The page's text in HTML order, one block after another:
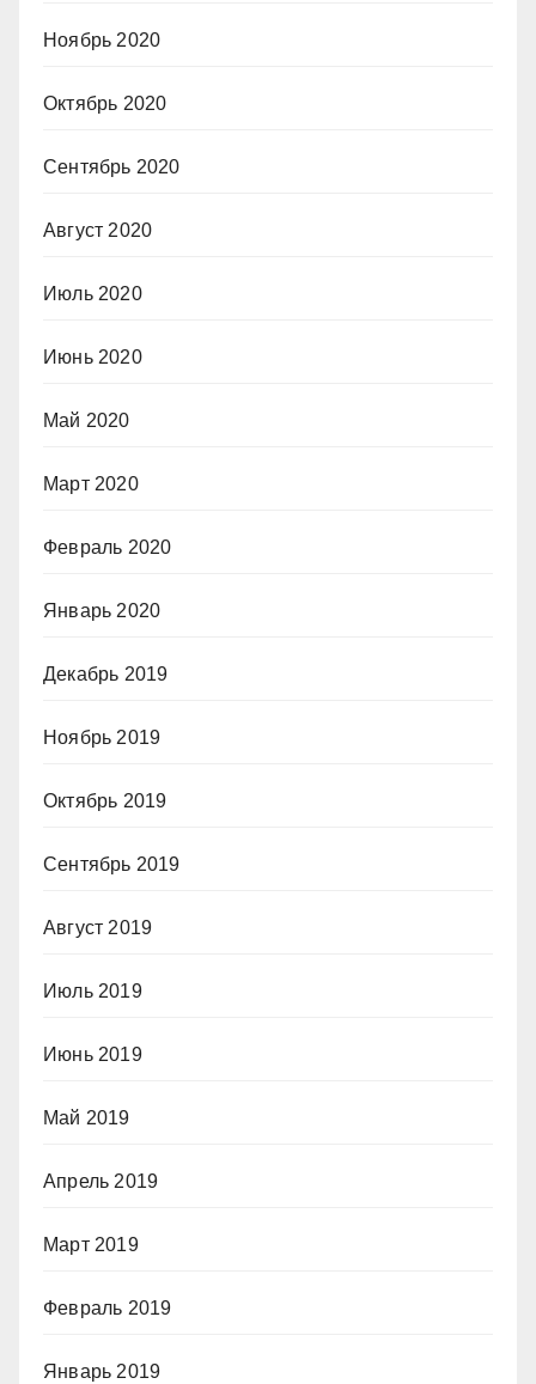
Ноябрь 2020
Октябрь 2020
Сентябрь 2020
Август 2020
Июль 2020
Июнь 2020
Май 2020
Март 2020
Февраль 2020
Январь 2020
Декабрь 2019
Ноябрь 2019
Октябрь 2019
Сентябрь 2019
Август 2019
Июль 2019
Июнь 2019
Май 2019
Апрель 2019
Март 2019
Февраль 2019
Январь 2019